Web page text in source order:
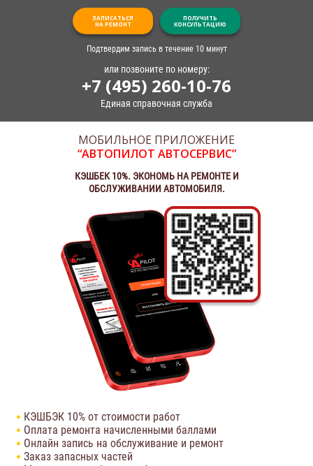
ЗАПИСАТЬСЯ
НА РЕМОНТ
ПОЛУЧИТЬ
КОНСУЛЬТАЦИЮ
Подтвердим запись в течение 10 минут
или позвоните по номеру:
+7 (495) 260-10-76
Единая справочная служба
МОБИЛЬНОЕ ПРИЛОЖЕНИЕ
“АВТОПИЛОТ АВТОСЕРВИС”
КЭШБЕК 10%. ЭКОНОМЬ НА РЕМОНТЕ И
ОБСЛУЖИВАНИИ АВТОМОБИЛЯ.
КЭШБЭК 10% от стоимости работ
Оплата ремонта начисленными баллами
Онлайн запись на обслуживание и ремонт
Заказ запасных частей